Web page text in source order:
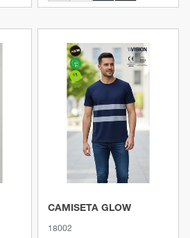
Ver producto
CAMISETA GLOW
18002